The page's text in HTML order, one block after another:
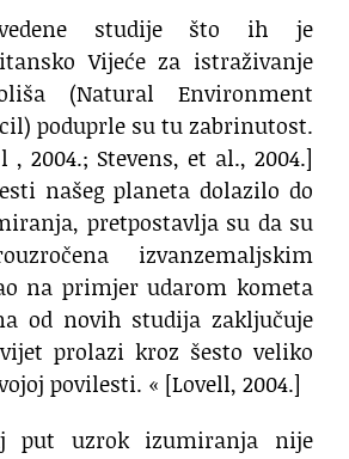
studije što ih je
Vijeće za istraživanje
(Natural Environment
poduprle su tu zabrinutost.
2004.; Stevens, et al., 2004.]
našeg planeta dolazilo do
pretpostavlja su da su
izvanzemaljskim
na primjer udarom kometa
od novih studija zaključuje
prolazi kroz šesto veliko
povilesti. « [Lovell, 2004.]
put uzrok izumiranja nije